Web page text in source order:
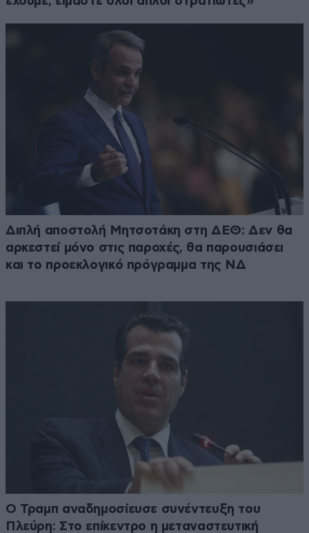
Διπλή αποστολή Μητσοτάκη στη ΔΕΘ: Δεν θα
αρκεστεί μόνο στις παροχές, θα παρουσιάσει
και το προεκλογικό πρόγραμμα της ΝΔ
Ο Τραμπ αναδημοσίευσε συνέντευξη του
Πλεύρη: Στο επίκεντρο η μεταναστευτική